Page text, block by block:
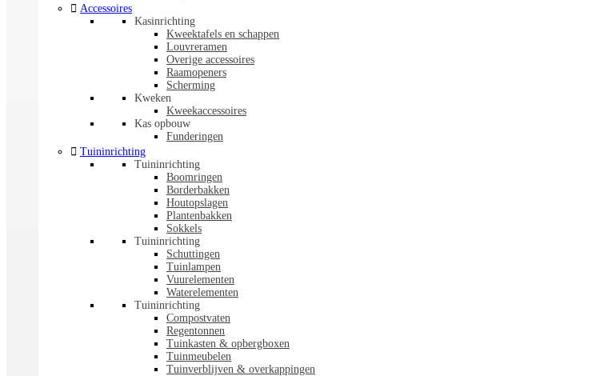
 Accessoires
Kasinrichting
Kweektafels en schappen
Louvreramen
Overige accessoires
Raamopeners
Scherming
Kweken
Kweekaccessoires
Kas opbouw
Funderingen
 Tuininrichting
Tuininrichting
Boomringen
Borderbakken
Houtopslagen
Plantenbakken
Sokkels
Tuininrichting
Schuttingen
Tuinlampen
Vuurelementen
Waterelementen
Tuininrichting
Compostvaten
Regentonnen
Tuinkasten & opbergboxen
Tuinmeubelen
Tuinverblijven & overkappingen